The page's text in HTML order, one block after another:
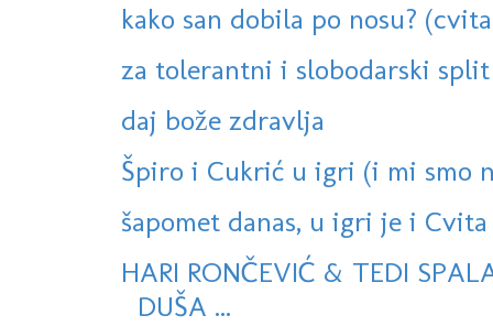
kako san dobila po nosu?
za tolerantni i slobodarski split
daj bože zdravlja
Špiro i Cukrić u igri (i mi smo
šapomet danas, u igri je i Cvita
HARI RONČEVIĆ & TEDI
DUŠA ...